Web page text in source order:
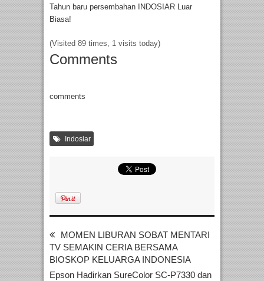
Tahun baru persembahan INDOSIAR Luar
Biasa!
(Visited 89 times, 1 visits today)
Comments
comments
Indosiar
MOMEN LIBURAN SOBAT MENTARI
TV SEMAKIN CERIA BERSAMA
BIOSKOP KELUARGA INDONESIA
Epson Hadirkan SureColor SC-P7330 dan